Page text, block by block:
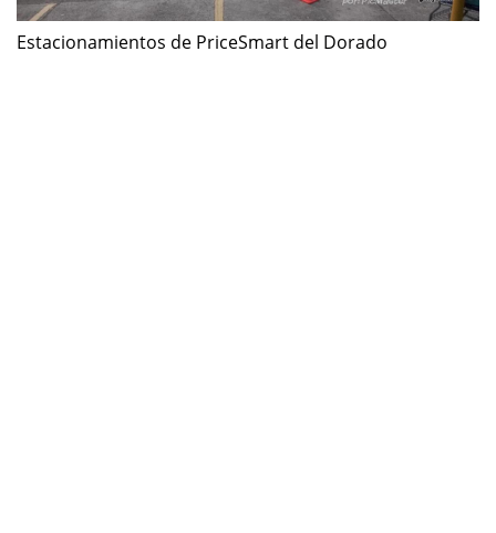
Estacionamientos de PriceSmart del Dorado